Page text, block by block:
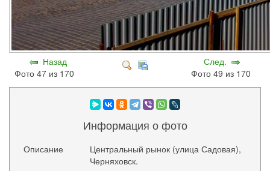
Назад
Фото 47 из 170
След.
Фото 49 из 170
Информация о фото
Описание
Центральный рынок (улица Садовая),
Черняховск.